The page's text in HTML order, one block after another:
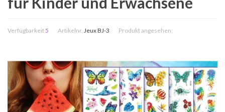
Verfügbarkeit5 Artikelnr. Jeux BJ-3 Produkt angesehen: